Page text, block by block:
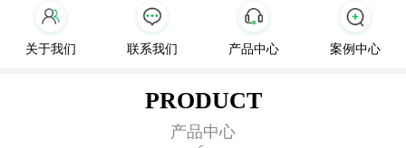
关于我们 联系我们 产品中心 案例中心
PRODUCT
产品中心